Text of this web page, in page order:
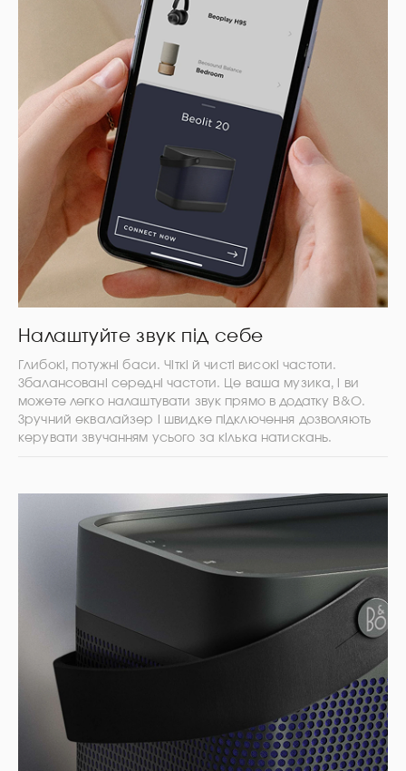
Налаштуйте звук під себе
Глибокі, потужні баси. Чіткі й чисті високі частоти.
Збалансовані середні частоти. Це ваша музика, і ви
можете легко налаштувати звук прямо в додатку B&O.
Зручний еквалайзер і швидке підключення дозволяють
керувати звучанням усього за кілька натискань.